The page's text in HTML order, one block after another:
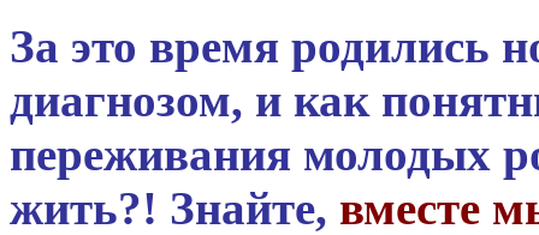
За это время родились
диагнозом, и как
переживания молодых
жить?! Знайте, вместе